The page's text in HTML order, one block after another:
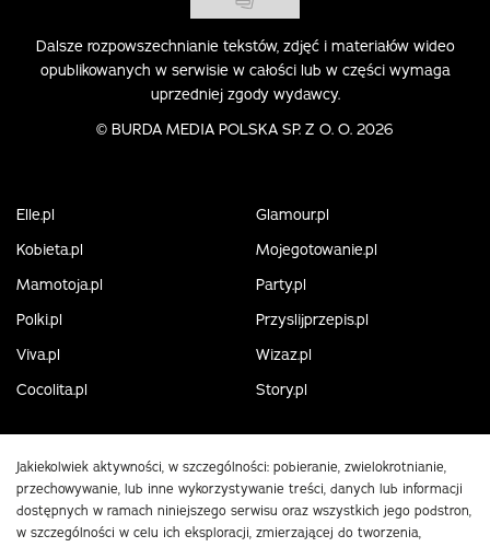
Dalsze rozpowszechnianie tekstów, zdjęć i materiałów wideo
opublikowanych w serwisie w całości lub w części wymaga
uprzedniej zgody wydawcy.
© BURDA MEDIA POLSKA SP. Z O. O. 2026
Elle.pl
Glamour.pl
Kobieta.pl
Mojegotowanie.pl
Mamotoja.pl
Party.pl
Polki.pl
Przyslijprzepis.pl
Viva.pl
Wizaz.pl
Cocolita.pl
Story.pl
Jakiekolwiek aktywności, w szczególności: pobieranie, zwielokrotnianie,
przechowywanie, lub inne wykorzystywanie treści, danych lub informacji
dostępnych w ramach niniejszego serwisu oraz wszystkich jego podstron,
w szczególności w celu ich eksploracji, zmierzającej do tworzenia,